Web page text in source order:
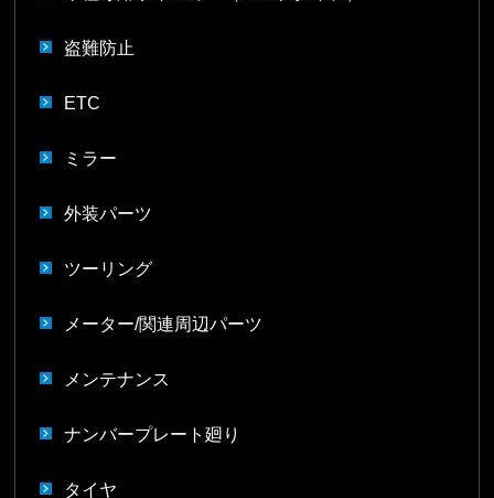
盗難防止
ETC
ミラー
外装パーツ
ツーリング
メーター/関連周辺パーツ
メンテナンス
ナンバープレート廻り
タイヤ